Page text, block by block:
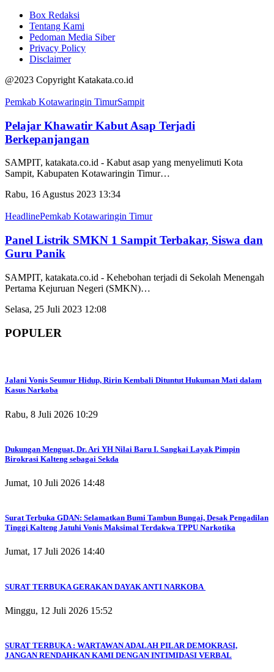
Box Redaksi
Tentang Kami
Pedoman Media Siber
Privacy Policy
Disclaimer
@2023 Copyright Katakata.co.id
Pemkab Kotawaringin TimurSampit
Pelajar Khawatir Kabut Asap Terjadi
Berkepanjangan
SAMPIT, katakata.co.id - Kabut asap yang menyelimuti Kota
Sampit, Kabupaten Kotawaringin Timur…
Rabu, 16 Agustus 2023 13:34
HeadlinePemkab Kotawaringin Timur
Panel Listrik SMKN 1 Sampit Terbakar, Siswa dan
Guru Panik
SAMPIT, katakata.co.id - Kehebohan terjadi di Sekolah Menengah
Pertama Kejuruan Negeri (SMKN)…
Selasa, 25 Juli 2023 12:08
POPULER
Jalani Vonis Seumur Hidup, Ririn Kembali Dituntut Hukuman Mati dalam
Kasus Narkoba
Rabu, 8 Juli 2026 10:29
Dukungan Menguat, Dr. Ari YH Nilai Baru I. Sangkai Layak Pimpin
Birokrasi Kalteng sebagai Sekda
Jumat, 10 Juli 2026 14:48
Surat Terbuka GDAN: Selamatkan Bumi Tambun Bungai, Desak Pengadilan
Tinggi Kalteng Jatuhi Vonis Maksimal Terdakwa TPPU Narkotika
Jumat, 17 Juli 2026 14:40
SURAT TERBUKA GERAKAN DAYAK ANTI NARKOBA
Minggu, 12 Juli 2026 15:52
SURAT TERBUKA : WARTAWAN ADALAH PILAR DEMOKRASI,
JANGAN RENDAHKAN KAMI DENGAN INTIMIDASI VERBAL